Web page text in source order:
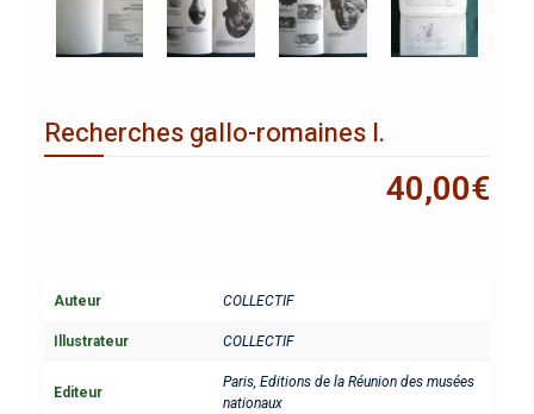
Recherches gallo-romaines I.
40,00€
Auteur COLLECTIF
Illustrateur COLLECTIF
Editeur
Paris, Editions de la Réunion des musées
nationaux